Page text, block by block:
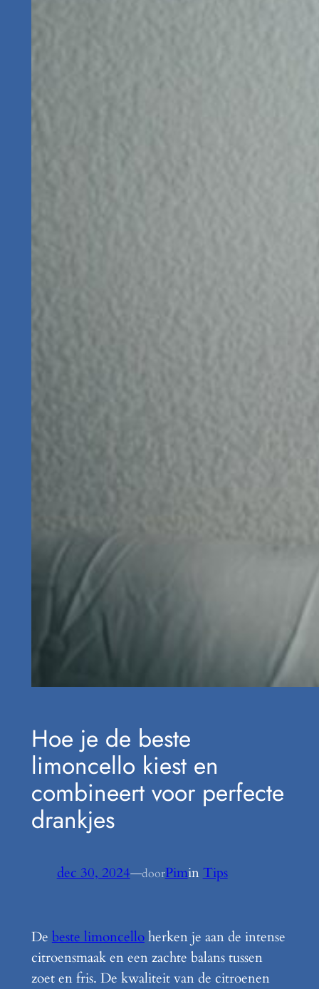
Hoe je de beste
limoncello kiest en
combineert voor perfecte
drankjes
dec 30, 2024—doorPiminTips
De beste limoncelloherken je aan de intense
citroensmaak en een zachte balans tussen
zoet en fris. De kwaliteit van de citroenen